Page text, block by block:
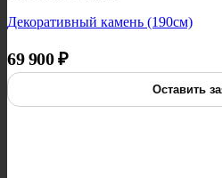
Декоративный камень (190см)
69 900₽
Оставить